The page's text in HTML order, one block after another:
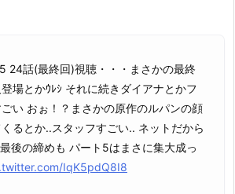
24話(最終回)視聴・・・まさかの最終
場とかｳﾚｼ それに続きダイアナとかフ
い おぉ！？まさかの原作のルパンの顔
るとか..スタッフすごい.. ネットだから
後の締めも パート5はまさに集大成っ
IqK5pdQ8I8